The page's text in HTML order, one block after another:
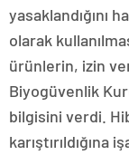
yasaklandığını
olarak
ürünlerin, izin
Biyogüvenlik
bilgisini verdi.